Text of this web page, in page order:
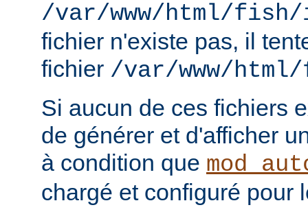
/var/www/html/
fichier n'existe pas, il
fichier /var/www/
Si aucun de ces fichiers
de générer et d'afficher
à condition que
chargé et configuré pour